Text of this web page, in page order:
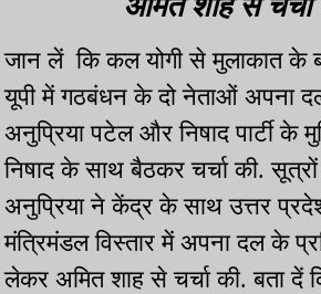
जान लें कि कल योगी से मुलाकात के
यूपी में गठबंधन के दो नेताओं अपना
अनुप्रिया पटेल और निषाद पार्टी के
निषाद के साथ बैठकर चर्चा की.
अनुप्रिया ने केंद्र के साथ उत्तर
मंत्रिमंडल विस्तार में अपना दल के
लेकर अमित शाह से चर्चा की. बता दें